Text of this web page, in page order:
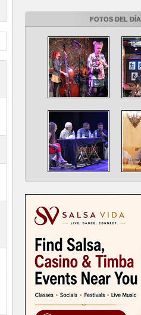
FOTOS DEL DÍA